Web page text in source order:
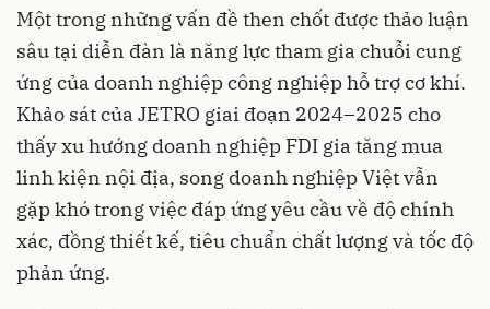
Một trong những vấn đề then chốt được thảo luận
sâu tại diễn đàn là năng lực tham gia chuỗi cung
ứng của doanh nghiệp công nghiệp hỗ trợ cơ khí.
Khảo sát của JETRO giai đoạn 2024–2025 cho
thấy xu hướng doanh nghiệp FDI gia tăng mua
linh kiện nội địa, song doanh nghiệp Việt vẫn
gặp khó trong việc đáp ứng yêu cầu về độ chính
xác, đồng thiết kế, tiêu chuẩn chất lượng và tốc độ
phản ứng.